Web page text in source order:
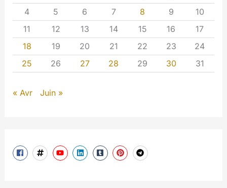
4
5 6 7 8 9
10
11
12 13 14 15 16
17
18
19 20 21 22 23
24
25
26 27 28 29 30 31
« Avr Juin »